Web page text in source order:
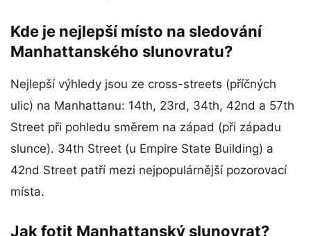
Kde je nejlepší místo na sledování
Manhattanského slunovratu?
Nejlepší výhledy jsou ze cross-streets (příčných
ulic) na Manhattanu: 14th, 23rd, 34th, 42nd a 57th
Street při pohledu směrem na západ (při západu
slunce). 34th Street (u Empire State Building) a
42nd Street patří mezi nejpopulárnější pozorovací
místa.
Jak fotit Manhattanský slunovrat?